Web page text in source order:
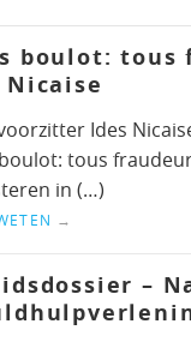
boulot: tous
Nicaise
Ides
boulot: tous
in (…)
→
–